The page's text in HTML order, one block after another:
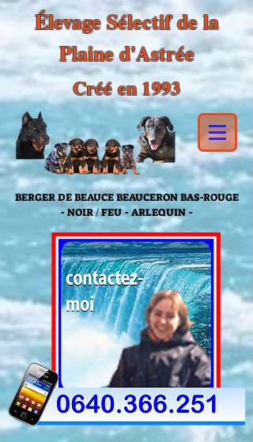
Élevage Sélectif de la
Plaine d'Astrée
BERGER DE BEAUCE BEAUCERON BAS-ROUGE
- NOIR / FEU - ARLEQUIN -
Créé en 1993